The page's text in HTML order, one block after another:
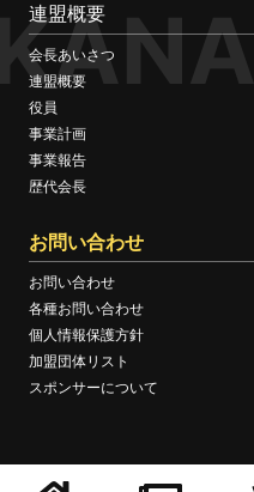
連盟概要
会長あいさつ
連盟概要
役員
事業計画
事業報告
歴代会長
お問い合わせ
お問い合わせ
各種お問い合わせ
個人情報保護方針
加盟団体リスト
スポンサーについて